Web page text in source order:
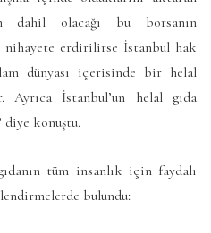
dahil olacağı bu borsanın
nihayete erdirilirse İstanbul hak
dünyası içerisinde bir helal
İstanbul’un helal gıda
diye konuştu.
tüm insanlık için faydalı
bulundu: